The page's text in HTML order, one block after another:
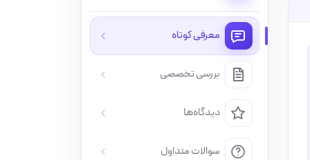
معرفی کوتاه
بررسی تخصصی
دیدگاه‌ها
سوالات متداول